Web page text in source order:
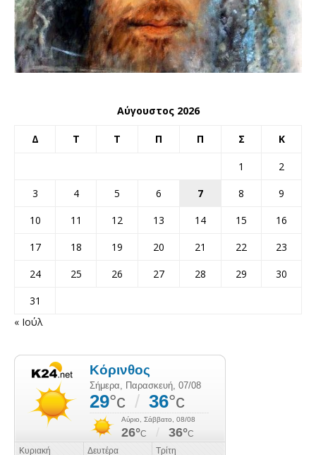
Αύγουστος 2026
Δ Τ Τ Π Π Σ Κ
1
2
3
4 5 6 7 8
9
10
11 12 13 14 15
16
17
18 19 20 21 22
23
24
25 26 27 28 29
30
31
« Ιούλ